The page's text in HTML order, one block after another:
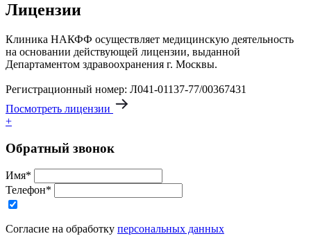
Лицензии
Клиника НАКФФ осуществляет медицинскую деятельность
на основании действующей лицензии, выданной
Департаментом здравоохранения г. Москвы.
Регистрационный номер: Л041-01137-77/00367431
Посмотреть лицензии
+
Обратный звонок
Имя*
Телефон*
Согласие на обработку персональных данных